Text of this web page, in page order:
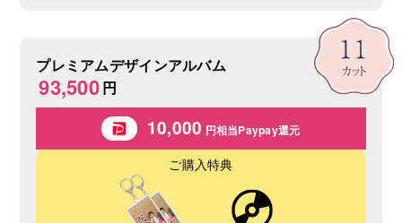
プレミアムデザインアルバム
93,500円
10,000 円相当Paypay還元
ご購入特典